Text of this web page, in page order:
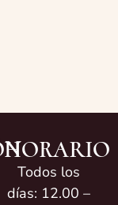
HORARIO
Todos los
días: 12.00 –